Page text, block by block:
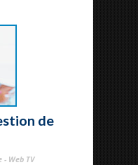
de
Web TV